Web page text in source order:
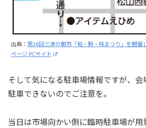
出典： 第36回三津の朝市「旬・鮮・味まつり」を開
ページ PCサイト
そして気になる駐車場情報ですが、
駐車できないのでご注意を。
当日は市場向かい側に臨時駐車場が